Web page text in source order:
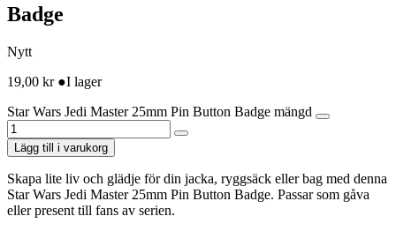
Badge
Nytt
19,00 kr ●I lager
Star Wars Jedi Master 25mm Pin Button Badge mängd
Lägg till i varukorg
Skapa lite liv och glädje för din jacka, ryggsäck eller bag med denna
Star Wars Jedi Master 25mm Pin Button Badge. Passar som gåva
eller present till fans av serien.